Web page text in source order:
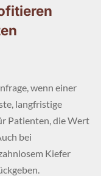
wenn einer
langfristige
Patienten, die Wert
bei
Kiefer